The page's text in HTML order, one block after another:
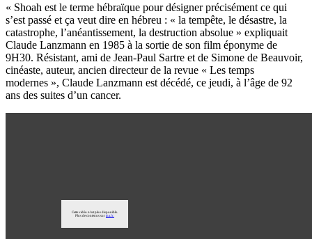
« Shoah est le terme hébraïque pour désigner précisément ce qui
s’est passé et ça veut dire en hébreu : « la tempête, le désastre, la
catastrophe, l’anéantissement, la destruction absolue » expliquait
Claude Lanzmann en 1985 à la sortie de son film éponyme de
9H30. Résistant, ami de Jean-Paul Sartre et de Simone de Beauvoir,
cinéaste, auteur, ancien directeur de la revue « Les temps
modernes », Claude Lanzmann est décédé, ce jeudi, à l’âge de 92
ans des suites d’un cancer.